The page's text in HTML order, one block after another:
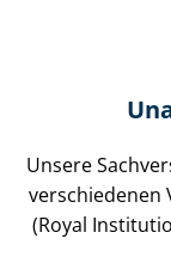
Unsere
verschiedenen
(Royal